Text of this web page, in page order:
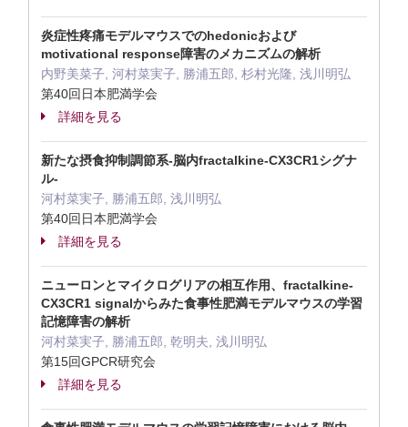
炎症性疼痛モデルマウスでのhedonicおよび
motivational response障害のメカニズムの解析
内野美菜子, 河村菜実子, 勝浦五郎, 杉村光隆, 浅川明弘
第40回日本肥満学会
詳細を見る
新たな摂食抑制調節系-脳内fractalkine-CX3CR1シグナ
ル-
河村菜実子, 勝浦五郎, 浅川明弘
第40回日本肥満学会
詳細を見る
ニューロンとマイクログリアの相互作用、fractalkine-
CX3CR1 signalからみた食事性肥満モデルマウスの学習
記憶障害の解析
河村菜実子, 勝浦五郎, 乾明夫, 浅川明弘
第15回GPCR研究会
詳細を見る